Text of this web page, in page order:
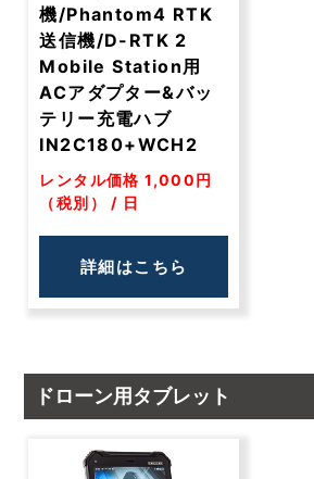
機/Phantom4 RTK
送信機/D-RTK 2
Mobile Station用
ACアダプター&バッ
テリー充電ハブ
IN2C180+WCH2
レンタル価格 1,000円
（税別） / 日
詳細はこちら
ドローン用タブレット